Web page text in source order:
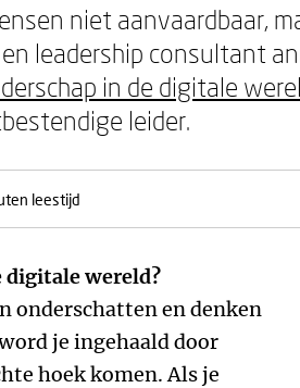
niet aanvaardbaar,
en leadership consultant
in de digitale
leider.
leestijd
digitale wereld?
onderschatten en denken
je ingehaald door
hoek komen. Als je